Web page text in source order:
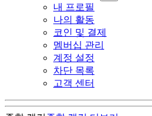
내 프로필
나의 활동
코인 및 결제
멤버십 관리
계정 설정
차단 목록
고객 센터